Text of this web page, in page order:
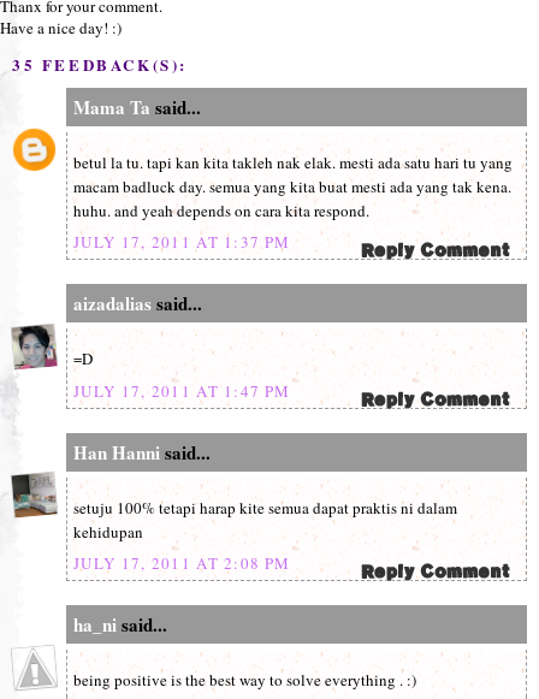
Thanx for your comment.
Have a nice day! :)
35 FEEDBACK(S):
Mama Ta said...
betul la tu. tapi kan kita takleh nak elak. mesti ada satu hari tu yang
macam badluck day. semua yang kita buat mesti ada yang tak kena.
huhu. and yeah depends on cara kita respond.
JULY 17, 2011 AT 1:37 PM
aizadaliassaid...
=D
JULY 17, 2011 AT 1:47 PM
Han Hannisaid...
setuju 100% tetapi harap kite semua dapat praktis ni dalam
kehidupan
JULY 17, 2011 AT 2:08 PM
ha_nisaid...
being positive is the best way to solve everything . :)